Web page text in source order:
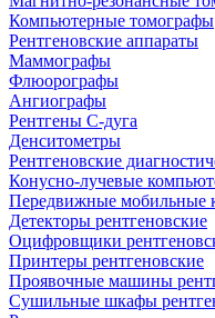
Компьютерные томографы
Рентгеновские аппараты
Маммографы
Флюорографы
Ангиографы
Рентгены С-дуга
Денситометры
Рентгеновские
Конусно-лучевые
Передвижные мобильные
Детекторы рентгеновские
Оцифровщики
Принтеры рентгеновские
Проявочные машины
Сушильные шкафы